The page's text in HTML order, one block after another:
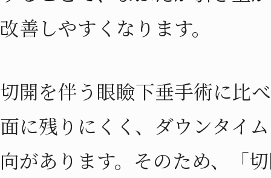
改善しやすくなります。
切開を伴う眼瞼下垂手術に比
面に残りにくく、ダウンタイ
向があります。そのため、「